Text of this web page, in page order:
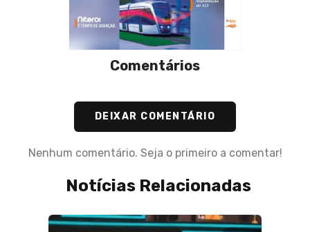
Comentários
DEIXAR COMENTÁRIO
Nenhum comentário. Seja o primeiro a comentar!
Notícias Relacionadas